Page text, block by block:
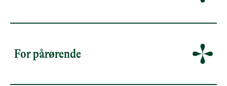
For pårørende